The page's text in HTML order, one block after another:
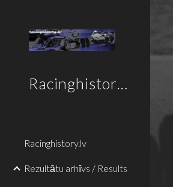
Racinghistory.lv
Racinghistory.lv
Rezultātu arhīvs / Results